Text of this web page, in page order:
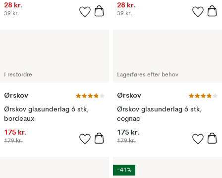
28 kr.
39 kr.
28 kr.
39 kr.
I restordre
Ørskov
Ørskov glasunderlag 6 stk,
bordeaux
175 kr.
179 kr.
Lagerføres efter behov
Ørskov
Ørskov glasunderlag 6 stk,
cognac
175 kr.
179 kr.
-41%